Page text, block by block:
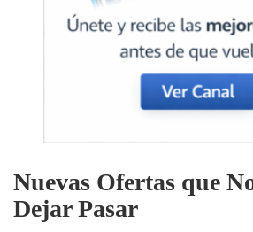
Nuevas Ofertas que
Dejar Pasar